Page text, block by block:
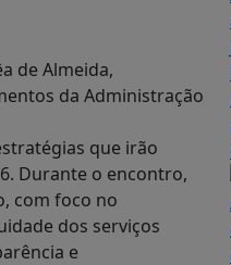
de Almeida,
da Administração
que irão
Durante o encontro,
com foco no
dos serviços
e